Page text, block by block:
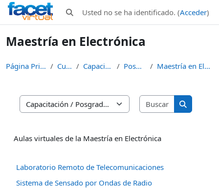
Salta al contenido principal
Selector de búsqueda de entrada
Usted no se ha identificado. (Acceder)
Maestría en Electrónica
Página Principal Cursos Capacitación Posgrado Maestría en Electrónica
Categorías
Buscar
Buscar
Aulas virtuales de la Maestría en Electrónica
Laboratorio Remoto de Telecomunicaciones
Sistema de Sensado por Ondas de Radio